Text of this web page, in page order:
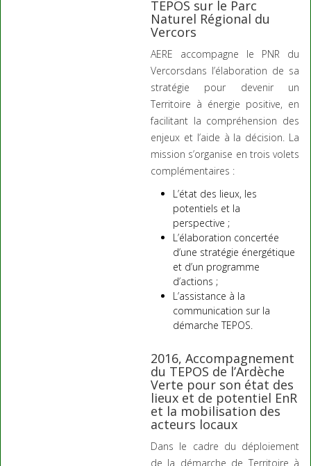
TEPOS sur le Parc
Naturel Régional du
Vercors
AERE accompagne le PNR du
Vercorsdans l’élaboration de sa
stratégie pour devenir un
Territoire à énergie positive, en
facilitant la compréhension des
enjeux et l’aide à la décision. La
mission s’organise en trois volets
complémentaires :
L’état des lieux, les
potentiels et la
perspective ;
L’élaboration concertée
d’une stratégie énergétique
et d’un programme
d’actions ;
L’assistance à la
communication sur la
démarche TEPOS.
2016, Accompagnement
du TEPOS de l’Ardèche
Verte pour son état des
lieux et de potentiel EnR
et la mobilisation des
acteurs locaux
Dans le cadre du déploiement
de la démarche de Territoire à